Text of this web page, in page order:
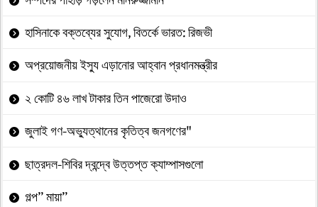
হাসিনাকে বক্তব্যের সুযোগ, বিতর্কে ভারত: রিজভী
অপ্রয়োজনীয় ইস্যু এড়ানোর আহ্বান প্রধানমন্ত্রীর
২ কোটি ৪৬ লাখ টাকার তিন পাজেরো উদাও
জুলাই গণ-অভ্যুত্থানের কৃতিত্ব জনগণের"
ছাত্রদল-শিবির দ্বন্দ্বে উত্তপ্ত ক্যাম্পাসগুলো
গল্প” মায়া”